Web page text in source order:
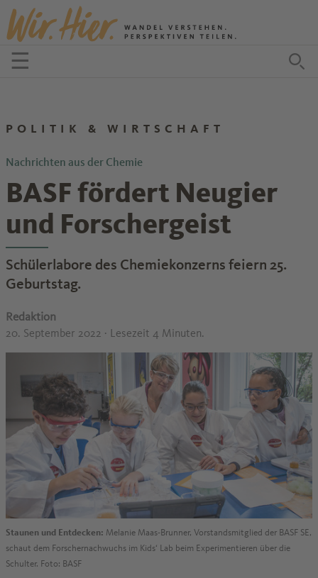
Zum Inhalt springen
☰Menü öffnen
POLITIK & WIRTSCHAFT
Nachrichten aus der Chemie
BASF fördert Neugier
und Forschergeist
Schülerlabore des Chemiekonzerns feiern 25.
Geburtstag.
Redaktion
20. September 2022 · Lesezeit 4 Minuten.
Staunen und Entdecken: Melanie Maas-Brunner, Vorstandsmitglied der BASF SE,
schaut dem Forschernachwuchs im Kids‘ Lab beim Experimentieren über die
Schulter. Foto: BASF